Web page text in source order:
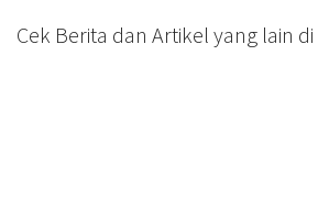
Cek Berita dan Artikel yang lain di